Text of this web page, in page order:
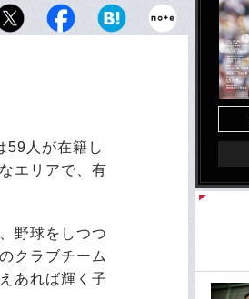
16に進出し、昨夏の府大会では創
59人が在籍し
エリアで、有
野球をしつつ
クラブチーム
あれば輝く子